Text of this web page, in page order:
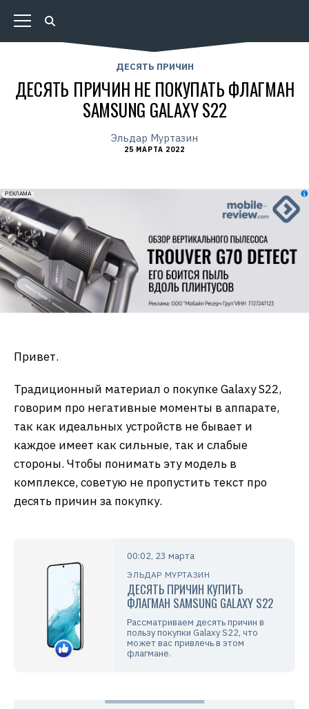
ДЕСЯТЬ ПРИЧИН
ДЕСЯТЬ ПРИЧИН НЕ ПОКУПАТЬ ФЛАГМАН
SAMSUNG GALAXY S22
Эльдар Муртазин
25 МАРТА 2022
erid: 2VfnxxmNzs5
РЕКЛАМА
Привет.
Традиционный материал о покупке Galaxy S22,
говорим про негативные моменты в аппарате,
так как идеальных устройств не бывает и
каждое имеет как сильные, так и слабые
стороны. Чтобы понимать эту модель в
комплексе, советую не пропустить текст про
десять причин за покупку.
00:02, 23 марта
ЭЛЬДАР МУРТАЗИН
ДЕСЯТЬ ПРИЧИН КУПИТЬ
ФЛАГМАН SAMSUNG GALAXY S22
Рассматриваем десять причин в
пользу покупки Galaxy S22, что
может вас привлечь в этом
флагмане.